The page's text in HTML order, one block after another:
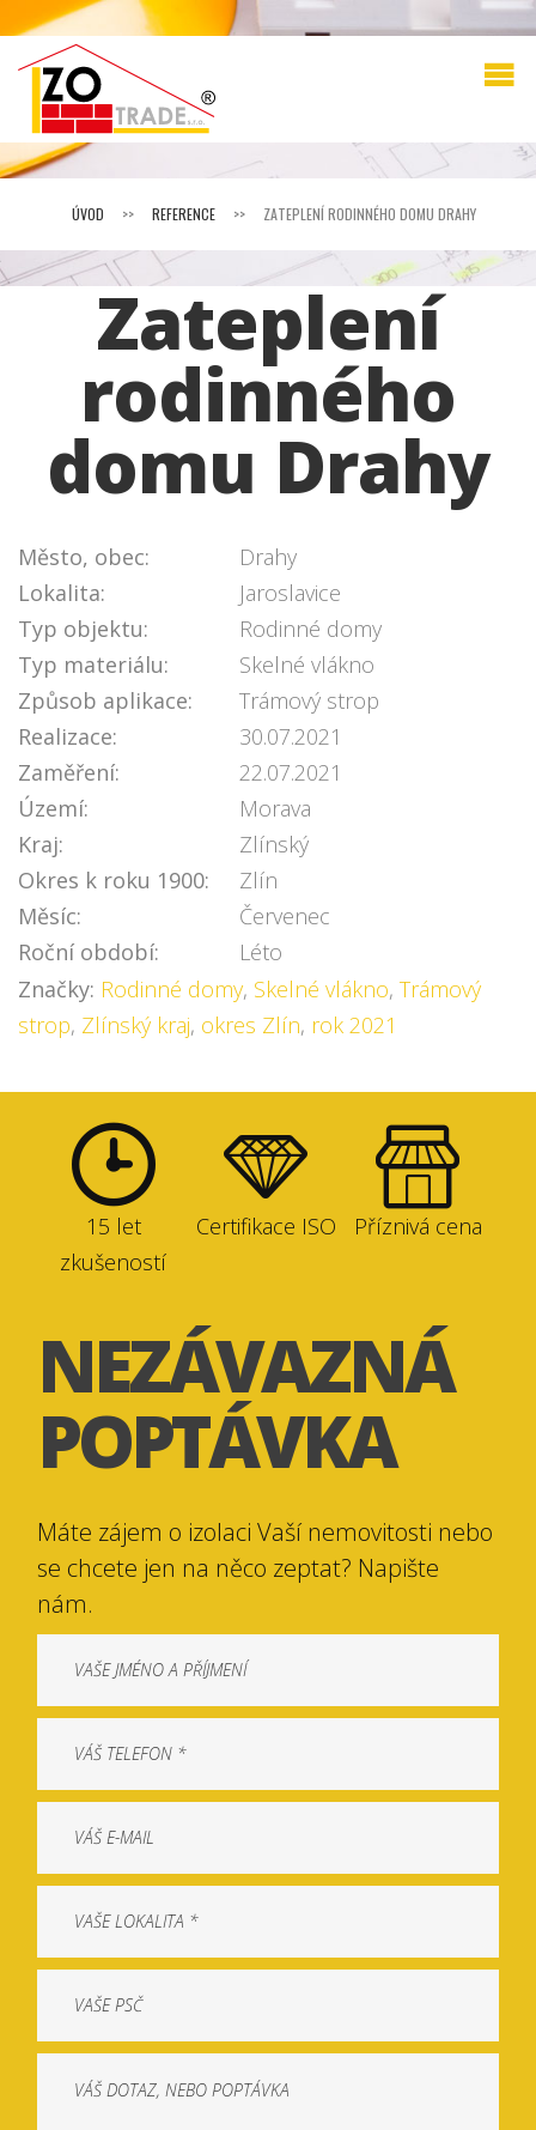
ÚVOD >> REFERENCE >> ZATEPLENÍ RODINNÉHO DOMU DRAHY
Zateplení
rodinného
domu Drahy
Město, obec:
Drahy
Lokalita:
Jaroslavice
Typ objektu:
Rodinné domy
Typ materiálu:
Skelné vlákno
Způsob aplikace:
Trámový strop
Realizace:
30.07.2021
Zaměření:
22.07.2021
Území:
Morava
Kraj:
Zlínský
Okres k roku 1900:
Zlín
Měsíc:
Červenec
Roční období:
Léto
Značky: Rodinné domy, Skelné vlákno, Trámový
strop, Zlínský kraj, okres Zlín, rok 2021
15 let
zkušeností
Certifikace ISO Příznivá cena
NEZÁVAZNÁ
POPTÁVKA
Máte zájem o izolaci Vaší nemovitosti nebo
se chcete jen na něco zeptat? Napište
nám.